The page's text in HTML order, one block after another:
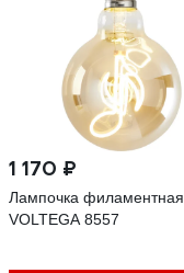
1 170 ₽
Лампочка филаментная
VOLTEGA 8557